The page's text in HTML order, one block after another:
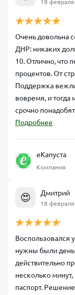
18 февраля
Очень довольна
ДНР: никаких
10. Отлично, что
процентов. От
Поддержка
вовремя, и
срочно
Подробнее
еКапуста
Компания
😍 Дмитрий
18 февраля
Воспользовался
нужны были
действительно
несколько
паспорт.